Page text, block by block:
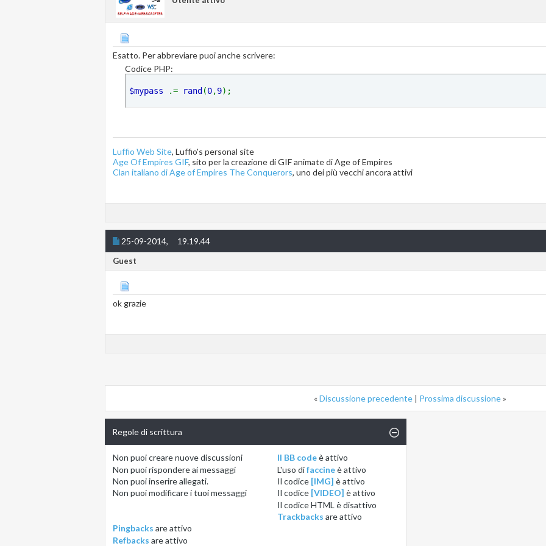
Esatto. Per abbreviare puoi anche scrivere:
Codice PHP:
$mypass .= rand (0,9
Luffio Web Site, Luffio's personal site
Age Of Empires GIF, sito per la creazione di GIF animate di Age of Empires
Clan italiano di Age of Empires The Conquerors, uno dei più vecchi ancora attivi
25-09-2014, 19.19.44
Guest
ok grazie
«Discussione precedente | Prossima discussione»
Regole di scrittura
Non puoicreare nuove discussioni
Non puoirispondere ai messaggi
Non puoiinserire allegati.
Non puoimodificare i tuoi messaggi
Il BB codeèattivo
L'uso difaccineèattivo
Il codice [IMG] èattivo
Il codice [VIDEO] èattivo
Il codice HTML èdisattivo
Trackbacks areattivo
Pingbacks areattivo
Refbacks areattivo